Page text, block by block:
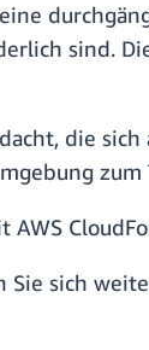
sind.
die
Sie sich